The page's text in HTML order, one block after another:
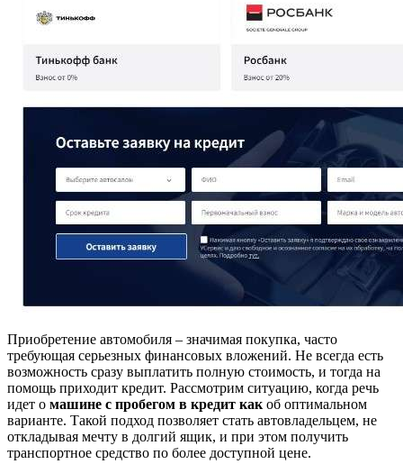
Приобретение автомобиля – значимая покупка, часто
требующая серьезных финансовых вложений. Не всегда есть
возможность сразу выплатить полную стоимость, и тогда на
помощь приходит кредит. Рассмотрим ситуацию, когда речь
идет о машине с пробегом в кредит как об оптимальном
варианте. Такой подход позволяет стать автовладельцем, не
откладывая мечту в долгий ящик, и при этом получить
транспортное средство по более доступной цене.